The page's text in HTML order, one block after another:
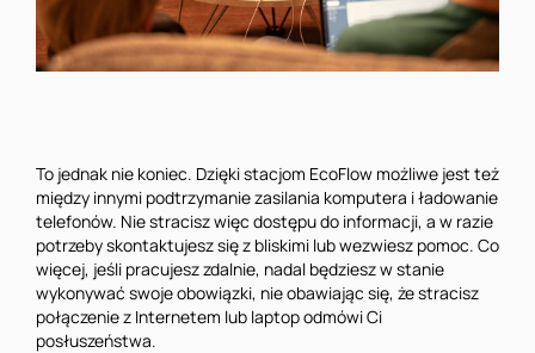
To jednak nie koniec. Dzięki stacjom EcoFlow możliwe jest też
między innymi podtrzymanie zasilania komputera i ładowanie
telefonów. Nie stracisz więc dostępu do informacji, a w razie
potrzeby skontaktujesz się z bliskimi lub wezwiesz pomoc. Co
więcej, jeśli pracujesz zdalnie, nadal będziesz w stanie
wykonywać swoje obowiązki, nie obawiając się, że stracisz
połączenie z Internetem lub laptop odmówi Ci
posłuszeństwa.